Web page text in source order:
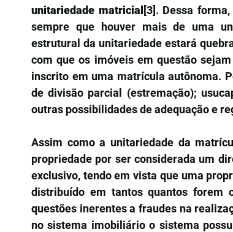
unitariedade matricial [3]. Dessa
sempre que houver mais de uma
estrutural da unitariedade estará
com que os imóveis em questão
inscrito em uma matrícula autônoma.
de divisão parcial (estremação);
outras possibilidades de adequação e
Assim como a unitariedade da
propriedade por ser considerada um
exclusivo, tendo em vista que uma
distribuído em tantos quantos forem
questões inerentes a fraudes na
no sistema imobiliário o sistema